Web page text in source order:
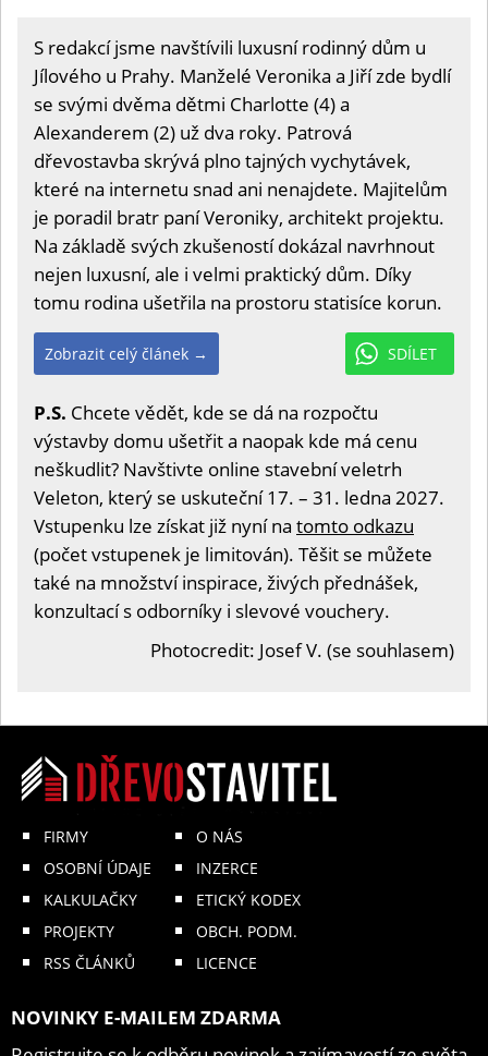
S redakcí jsme navštívili luxusní rodinný dům u
Jílového u Prahy. Manželé Veronika a Jiří zde bydlí
se svými dvěma dětmi Charlotte (4) a
Alexanderem (2) už dva roky. Patrová
dřevostavba skrývá plno tajných vychytávek,
které na internetu snad ani nenajdete. Majitelům
je poradil bratr paní Veroniky, architekt projektu.
Na základě svých zkušeností dokázal navrhnout
nejen luxusní, ale i velmi praktický dům. Díky
tomu rodina ušetřila na prostoru statisíce korun.
SDÍLET
Zobrazit celý článek →
P.S. Chcete vědět, kde se dá na rozpočtu
výstavby domu ušetřit a naopak kde má cenu
neškudlit? Navštivte online stavební veletrh
Veleton, který se uskuteční 17. – 31. ledna 2027.
Vstupenku lze získat již nyní na tomto odkazu
(počet vstupenek je limitován). Těšit se můžete
také na množství inspirace, živých přednášek,
konzultací s odborníky i slevové vouchery.
Photocredit: Josef V. (se souhlasem)
FIRMY
OSOBNÍ ÚDAJE
KALKULAČKY
PROJEKTY
RSS ČLÁNKŮ
O NÁS
INZERCE
ETICKÝ KODEX
OBCH. PODM.
LICENCE
NOVINKY E-MAILEM ZDARMA